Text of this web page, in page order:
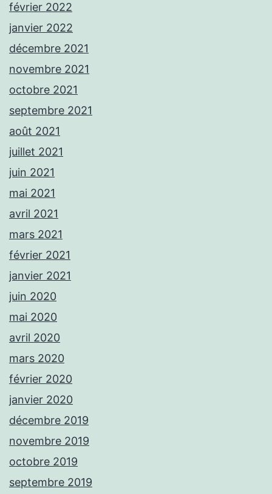
février 2022
janvier 2022
décembre 2021
novembre 2021
octobre 2021
septembre 2021
août 2021
juillet 2021
juin 2021
mai 2021
avril 2021
mars 2021
février 2021
janvier 2021
juin 2020
mai 2020
avril 2020
mars 2020
février 2020
janvier 2020
décembre 2019
novembre 2019
octobre 2019
septembre 2019